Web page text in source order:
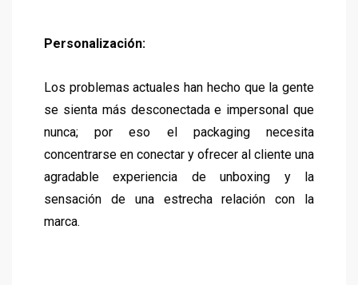
Personalización:
Los problemas actuales han hecho que la gente
se sienta más desconectada e impersonal que
nunca; por eso el packaging necesita
concentrarse en conectar y ofrecer al cliente una
agradable experiencia de unboxing y la
sensación de una estrecha relación con la
marca.